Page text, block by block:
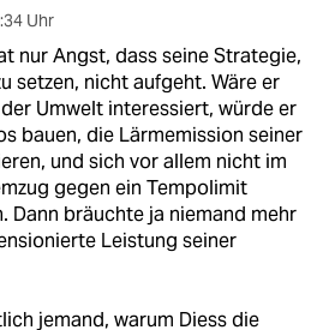
Uhr
nur Angst, dass seine Strategie,
setzen, nicht aufgeht. Wäre er
Umwelt interessiert, würde er
bauen, die Lärmemission seiner
und sich vor allem nicht im
gegen ein Tempolimit
Dann bräuchte ja niemand mehr
Leistung seiner
jemand, warum Diess die